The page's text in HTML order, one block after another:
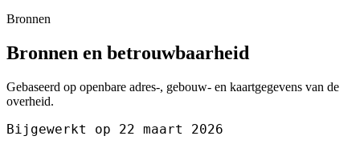
Bronnen
Bronnen en betrouwbaarheid
Gebaseerd op openbare adres-, gebouw- en kaartgegevens van de
overheid.
Bijgewerkt op 22 maart 2026